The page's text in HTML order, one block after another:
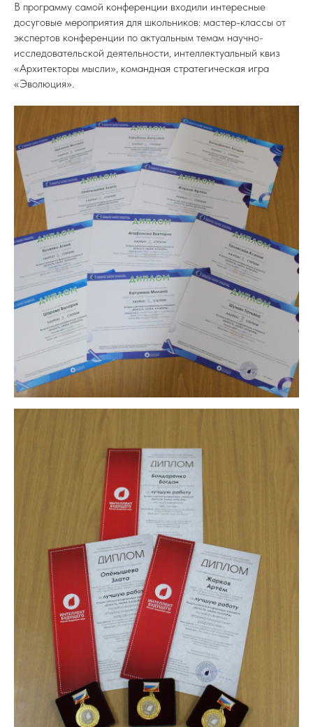
В программу самой конференции входили интересные
досуговые мероприятия для школьников: мастер-классы от
экспертов конференции по актуальным темам научно-
исследовательской деятельности, интеллектуальный квиз
«Архитекторы мысли», командная стратегическая игра
«Эволюция».